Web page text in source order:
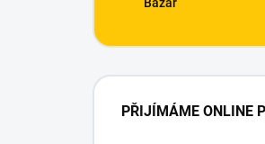
PŘIJÍMÁME ONLINE